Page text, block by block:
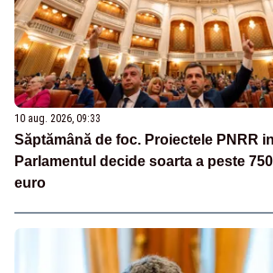
10 aug. 2026, 09:33
Săptămână de foc. Proiectele PNRR
Parlamentul decide soarta a peste
euro